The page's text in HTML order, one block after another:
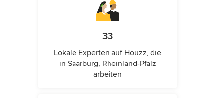
33
Lokale Experten auf Houzz, die
in Saarburg, Rheinland-Pfalz
arbeiten